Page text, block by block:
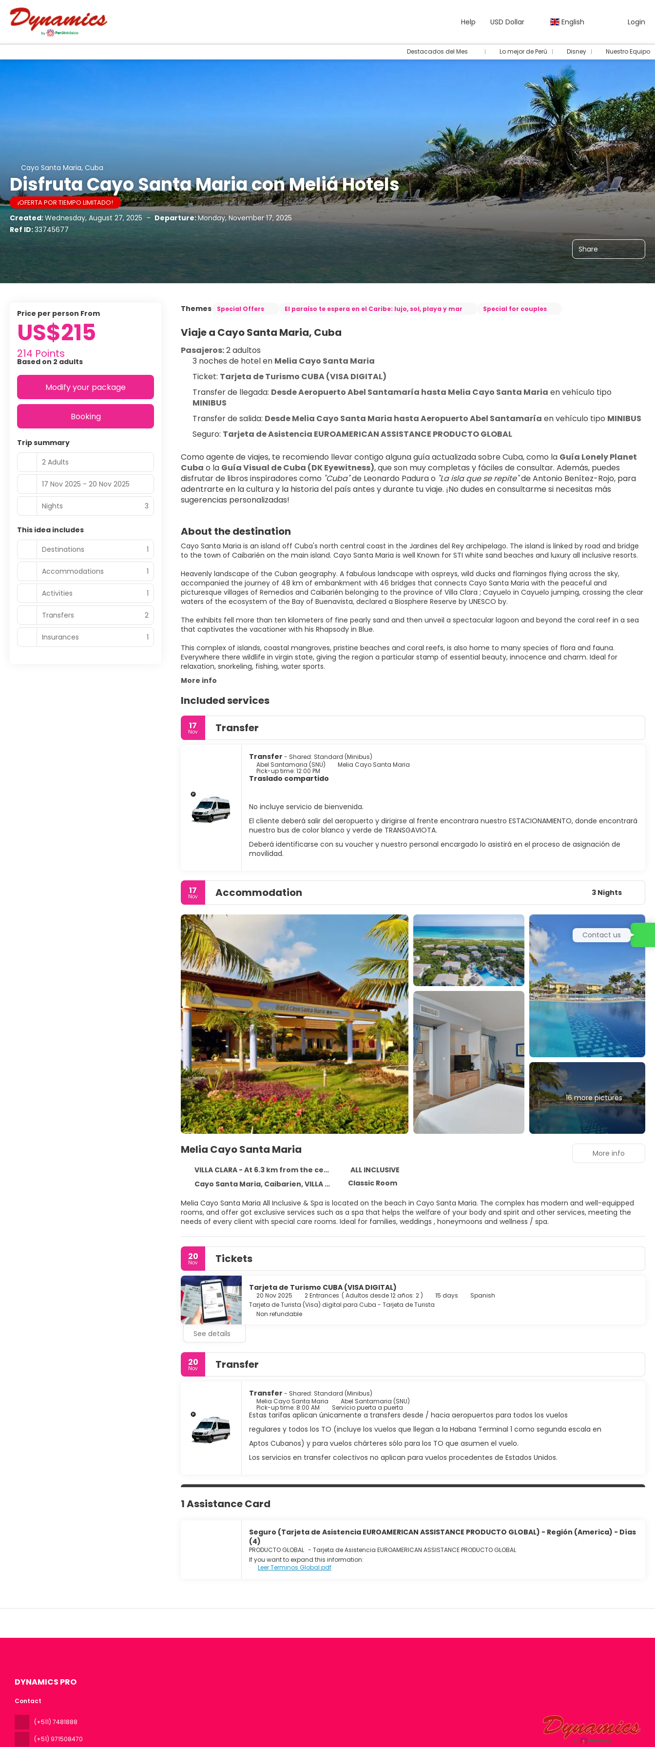
Help USD Dollar English Login
Destacados del Mes Lo mejor de Perú Disney Nuestro Equipo
Cayo Santa Maria, Cuba
Disfruta Cayo Santa Maria con Meliá Hotels
¡OFERTA POR TIEMPO LIMITADO!
Created:Wednesday, August 27, 2025 - Departure:Monday, November 17, 2025
Ref ID:33745677
Share
Themes Special Offers El paraíso te espera en el Caribe: lujo, sol, playa y mar Special for couples
Viaje a Cayo Santa Maria, Cuba
Pasajeros: 2 adultos
3 noches de hotel en Melia Cayo Santa Maria
Ticket: Tarjeta de Turismo CUBA (VISA DIGITAL)
Transfer de llegada: Desde Aeropuerto Abel Santamaría hasta Melia Cayo Santa Maria
MINIBUS
Transfer de salida: Desde Melia Cayo Santa Maria hasta Aeropuerto Abel Santamaría en vehículo tipo MINIBUS
Seguro: Tarjeta de Asistencia EUROAMERICAN ASSISTANCE PRODUCTO GLOBAL
Como agente de viajes, te recomiendo llevar contigo alguna guía actualizada sobre Cuba, como la Guía Lonely Planet
Cuba o la Guía Visual de Cuba (DK Eyewitness), que son muy completas y fáciles de consultar. Además, puedes
disfrutar de libros inspiradores como "Cuba" de Leonardo Padura o "La isla que se repite" de Antonio Benítez-Rojo, para
adentrarte en la cultura y la historia del país antes y durante tu viaje. ¡No dudes en consultarme si necesitas más
sugerencias personalizadas!
About the destination
Cayo Santa Maria is an island off Cuba's north central coast in the Jardines del Rey archipelago. The island is linked by road and bridge
to the town of Caibarién on the main island. Cayo Santa Maria is well Known for STI white sand beaches and luxury all inclusive resorts.
Heavenly landscape of the Cuban geography. A fabulous landscape with ospreys, wild ducks and flamingos flying across the sky,
accompanied the journey of 48 km of embankment with 46 bridges that connects Cayo Santa Maria with the peaceful and
picturesque villages of Remedios and Caibarién belonging to the province of Villa Clara ; Cayuelo in Cayuelo jumping, crossing the clear
waters of the ecosystem of the Bay of Buenavista, declared a Biosphere Reserve by UNESCO by.
The exhibits fell more than ten kilometers of fine pearly sand and then unveil a spectacular lagoon and beyond the coral reef in a sea
that captivates the vacationer with his Rhapsody in Blue.
This complex of islands, coastal mangroves, pristine beaches and coral reefs, is also home to many species of flora and fauna.
Everywhere there wildlife in virgin state, giving the region a particular stamp of essential beauty, innocence and charm. Ideal for
relaxation, snorkeling, fishing, water sports.
More info
Included services
17
Nov Transfer
Transfer - Shared: Standard (Minibus)
Abel Santamaria (SNU)
Melia Cayo Santa Maria
Pick-up time: 12:00 PM
Traslado compartido
No incluye servicio de bienvenida.
El cliente deberá salir del aeropuerto y dirigirse al frente encontrara nuestro ESTACIONAMIENTO, donde encontrará
nuestro bus de color blanco y verde de TRANSGAVIOTA.
Deberá identificarse con su voucher y nuestro personal encargado lo asistirá en el proceso de asignación de
movilidad.
17
Nov Accommodation 3 Nights
16 more pictures
Melia Cayo Santa Maria
VILLA CLARA - At 6.3 km from the centre
ALL INCLUSIVE
Cayo Santa Maria, Caibarien, VILLA CLARA
Classic Room
Melia Cayo Santa Maria All Inclusive & Spa is located on the beach in Cayo Santa Maria. The complex has modern and well-equipped
rooms, and offer got exclusive services such as a spa that helps the welfare of your body and spirit and other services, meeting the
needs of every client with special care rooms. Ideal for families, weddings , honeymoons and wellness / spa.
More info
20
Nov Tickets
Tarjeta de Turismo CUBA (VISA DIGITAL)
20 Nov 2025 2 Entrances ( Adultos desde 12 años: 2 ) 15 days
Spanish
Tarjeta de Turista (Visa) digital para Cuba - Tarjeta de Turista
Non refundable
See details
20
Nov Transfer
Transfer - Shared: Standard (Minibus)
Melia Cayo Santa Maria
Abel Santamaria (SNU)
Pick-up time: 8:00 AM Servicio puerta a puerta
Estas tarifas aplican únicamente a transfers desde / hacia aeropuertos para todos los vuelos
regulares y todos los TO (incluye los vuelos que llegan a la Habana Terminal 1 como segunda escala en
Aptos Cubanos) y para vuelos chárteres sólo para los TO que asumen el vuelo.
Los servicios en transfer colectivos no aplican para vuelos procedentes de Estados Unidos.
1 Assistance Card
Seguro (Tarjeta de Asistencia EUROAMERICAN ASSISTANCE PRODUCTO GLOBAL) - Región (America) - Días
(4)
PRODUCTO GLOBAL - Tarjeta de Asistencia EUROAMERICAN ASSISTANCE PRODUCTO GLOBAL
If you want to expand this information:
Leer Terminos Global.pdf
price per person From
US$215
214 Points
Based on 2 adults
Modify your package
Booking
Trip summary
2 Adults
17 Nov 2025 - 20 Nov 2025
Nights 3
This idea includes
Destinations
1
Accommodations 1
Activities 1
Transfers 2
Insurances 1
DYNAMICS PRO
Contact
(+511) 7481888
(+51) 971508470
Contact us